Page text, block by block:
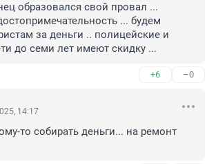
образовался свой провал ...
... будем
за деньги .. полицейские и
до семи лет имеют скидку ...
+6 –0
14:17
то собирать деньги... на ремонт